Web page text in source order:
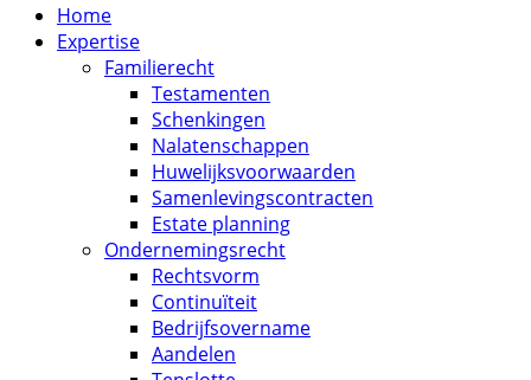
Home
Expertise
Familierecht
Testamenten
Schenkingen
Nalatenschappen
Huwelijksvoorwaarden
Samenlevingscontracten
Estate planning
Ondernemingsrecht
Rechtsvorm
Continuïteit
Bedrijfsovername
Aandelen